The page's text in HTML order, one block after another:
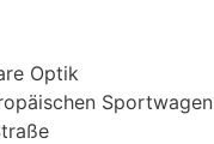
Optik
Sportwagen